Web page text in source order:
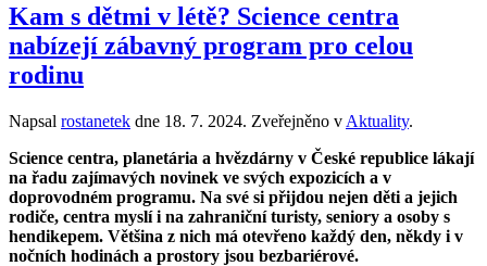
Kam s dětmi v létě? Science centra
nabízejí zábavný program pro celou
rodinu
Napsal rostanetek dne 18. 7. 2024. Zveřejněno v Aktuality.
Science centra, planetária a hvězdárny v České republice lákají
na řadu zajímavých novinek ve svých expozicích a v
doprovodném programu. Na své si přijdou nejen děti a jejich
rodiče, centra myslí i na zahraniční turisty, seniory a osoby s
hendikepem. Většina z nich má otevřeno každý den, někdy i v
nočních hodinách a prostory jsou bezbariérové.